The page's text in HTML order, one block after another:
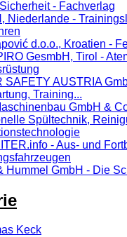
- Fachverlag
Niederlande -
d.o.o., Kroatien -
GesmbH, Tirol -
SAFETY AUSTRIA
Training...
GmbH &
Spültechnik,
- Aus- und
Hummel GmbH - Die
Keck